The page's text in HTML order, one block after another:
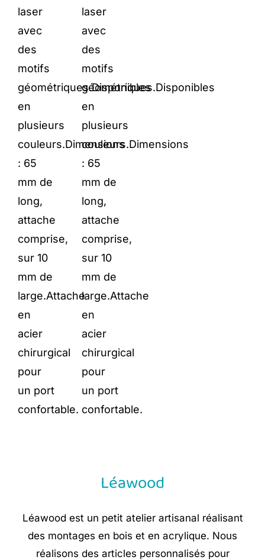
laser
avec
des
motifs
géométriques.Disponibles
en
plusieurs
couleurs.Dimensions
: 65
mm de
long,
attache
comprise,
sur 10
mm de
large.Attache
en
acier
chirurgical
pour
un port
confortable.
laser
avec
des
motifs
géométriques.Disponibles
en
plusieurs
couleurs.Dimensions
: 65
mm de
long,
attache
comprise,
sur 10
mm de
large.Attache
en
acier
chirurgical
pour
un port
confortable.
Léawood
Léawood est un petit atelier artisanal réalisant
des montages en bois et en acrylique. Nous
réalisons des articles personnalisés pour